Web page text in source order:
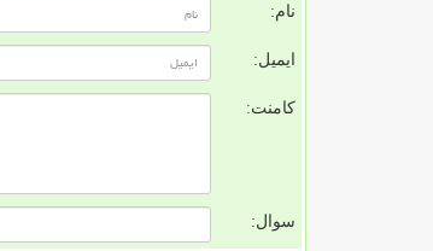
نام:
ایمیل:
کامنت:
سوال: